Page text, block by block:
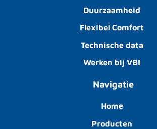
Duurzaamheid
Flexibel Comfort
Technische data
Werken bij VBI
Navigatie
Home
Producten